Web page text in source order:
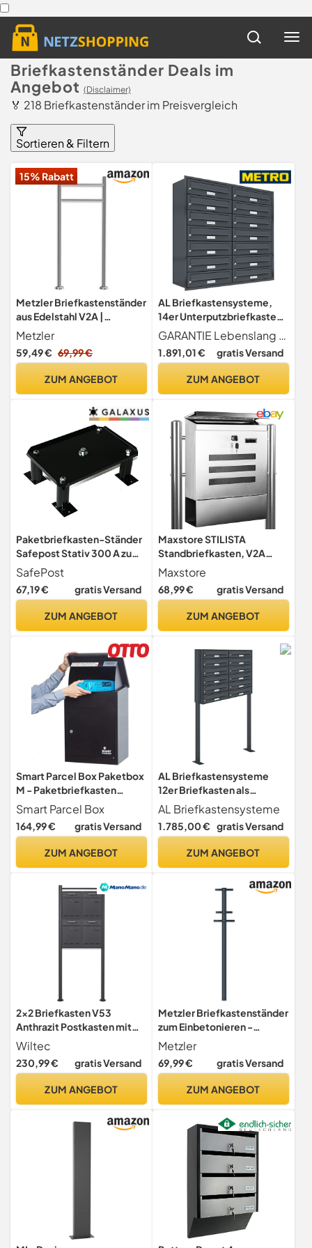
Briefkastenständer Deals im
Angebot (Disclaimer)
🏅 218 Briefkastenständer im Preisvergleich
Sortieren & Filtern
15% Rabatt
Metzler Briefkastenständer
aus Edelstahl V2A |
Freistehender Briefkasten
Ständer 120 cm |
Briefkasten Standfuß
Montagematerial | Modell
Metzler
59,49 € 69,99 €
ZUM ANGEBOT
AL Briefkastensysteme,
14er Unterputzbriefkasten
in Anthrazit Grau RAL 7016,
14 Fach wetterfeste
Briefkastenanlage Design
GARANTIE Lebenslang gegen Durchrostung Liefergarantie für Ersatzteile und Zubehör + entspricht Europäischer Postnorm DIN 13724
1.891,01 € gratis Versand
ZUM ANGEBOT
Paketbriefkasten-Ständer
Safepost Stativ 300 A zum
Aufschrauben schwarz
Standfuß Briefkasten (RAL
9005)
SafePost
67,19 € gratis Versand
ZUM ANGEBOT
Maxstore STILISTA
Standbriefkasten, V2A
Edelstahl, Zeitungsfach,
Modellwahl, Sichtschlitze
Maxstore
68,99 € gratis Versand
ZUM ANGEBOT
Smart Parcel Box Paketbox
M - Paketbriefkasten
wetterfest, schwarz
Smart Parcel Box
164,99 € gratis Versand
ZUM ANGEBOT
AL Briefkastensysteme
12er Briefkasten als
Standbriefkasten, 12 Fach
Briefkastenanlage in
Anthrazitgrau RAL 7016
AL Briefkastensysteme
1.785,00 € gratis Versand
ZUM ANGEBOT
2x2 Briefkasten V53
Anthrazit Postkasten mit
Briefkastenständer und
Sichtschlitzen, Postbox
Wiltec
230,99 € gratis Versand
ZUM ANGEBOT
Metzler Briefkastenständer
zum Einbetonieren -
Briefkastenserie
Modell01-Modell03 -
Briefkastenpfosten in
Freistehend - Gesamthöhe
Metzler
69,99 € gratis Versand
ZUM ANGEBOT